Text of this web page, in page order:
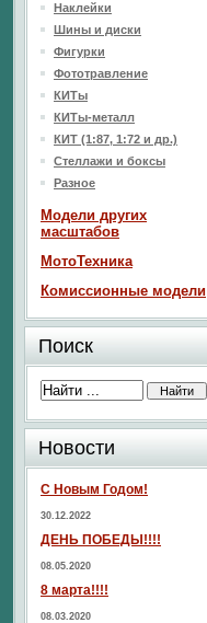
Наклейки
Шины и диски
Фигурки
Фототравление
КИТы
КИТы-металл
КИТ (1:87, 1:72 и др.)
Стеллажи и боксы
Разное
Модели других
масштабов
МотоТехника
Комиссионные модели
Поиск
Новости
С Новым Годом!
30.12.2022
ДЕНЬ ПОБЕДЫ!!!!
08.05.2020
8 марта!!!!
08.03.2020